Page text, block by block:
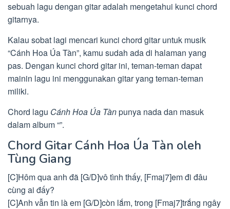
sebuah lagu dengan gitar adalah mengetahui kunci chord
gitarnya.
Kalau sobat lagi mencari kunci chord gitar untuk musik
“Cánh Hoa Úa Tàn”, kamu sudah ada di halaman yang
pas. Dengan kunci chord gitar ini, teman-teman dapat
mainin lagu ini menggunakan gitar yang teman-teman
miliki.
Chord lagu Cánh Hoa Úa Tànpunya nada dan masuk
dalam album “”.
Chord Gitar Cánh Hoa Úa Tàn oleh
Tùng Giang
[C]Hôm qua anh đã [G/D]vô tình thấy, [Fmaj7]em đi đâu
cùng ai đấy?
[C]Anh vẫn tin là em [G/D]còn lắm, trong [Fmaj7]trắng ngây